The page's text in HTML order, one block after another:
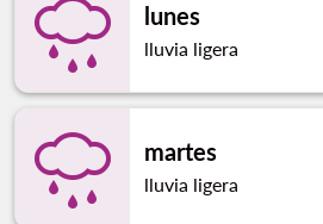
lunes
lluvia ligera
martes
lluvia ligera